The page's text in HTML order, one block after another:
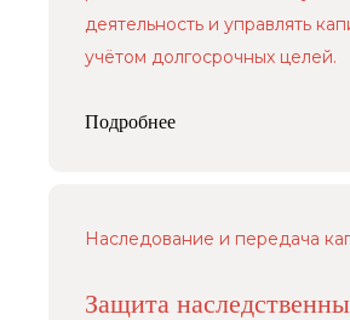
деятельность и управлять
учётом долгосрочных целей.
Подробнее
Наследование и передача
Защита